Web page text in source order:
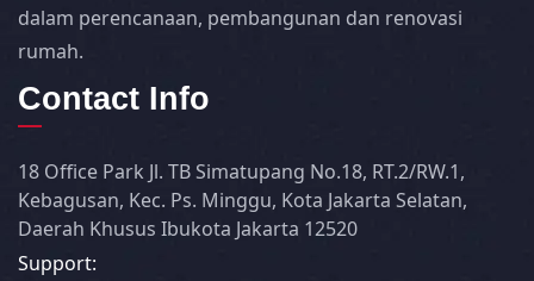
dalam perencanaan, pembangunan dan renovasi
rumah.
Contact Info
18 Office Park Jl. TB Simatupang No.18, RT.2/RW.1,
Kebagusan, Kec. Ps. Minggu, Kota Jakarta Selatan,
Daerah Khusus Ibukota Jakarta 12520
Support: